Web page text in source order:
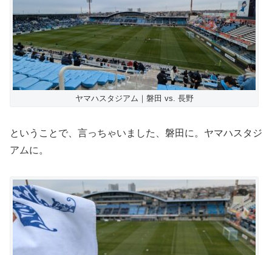
ヤマハスタジアム｜磐田 vs. 長野
ということで、言っちゃいました、磐田に。ヤマハスタジ
アムに。